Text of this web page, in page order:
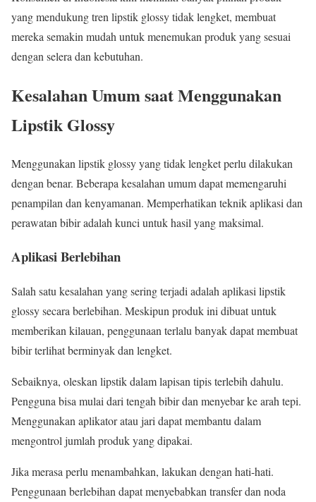
yang mendukung tren lipstik glossy tidak lengket, membuat
mereka semakin mudah untuk menemukan produk yang sesuai
dengan selera dan kebutuhan.
Kesalahan Umum saat Menggunakan
Lipstik Glossy
Menggunakan lipstik glossy yang tidak lengket perlu dilakukan
dengan benar. Beberapa kesalahan umum dapat memengaruhi
penampilan dan kenyamanan. Memperhatikan teknik aplikasi dan
perawatan bibir adalah kunci untuk hasil yang maksimal.
Aplikasi Berlebihan
Salah satu kesalahan yang sering terjadi adalah aplikasi lipstik
glossy secara berlebihan. Meskipun produk ini dibuat untuk
memberikan kilauan, penggunaan terlalu banyak dapat membuat
bibir terlihat berminyak dan lengket.
Sebaiknya, oleskan lipstik dalam lapisan tipis terlebih dahulu.
Pengguna bisa mulai dari tengah bibir dan menyebar ke arah tepi.
Menggunakan aplikator atau jari dapat membantu dalam
mengontrol jumlah produk yang dipakai.
Jika merasa perlu menambahkan, lakukan dengan hati-hati.
Penggunaan berlebihan dapat menyebabkan transfer dan noda